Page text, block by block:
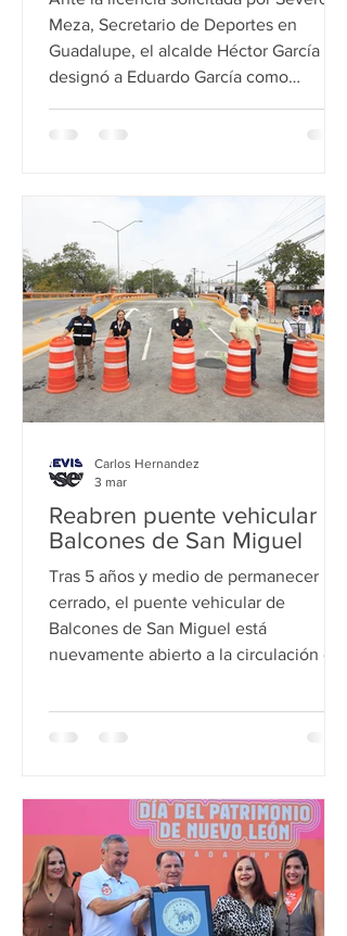
Meza, Secretario de Deportes en
Guadalupe, el alcalde Héctor García
designó a Eduardo García como
dependencia. El alcalde instó al equipo
demostrado durante la presente
administración. Al inicio de esta
semana, Severo Meza se incorporó al
equipo técnico de Rayados de
Monterrey. “La sugerencia fue que
pidiera una licencia, pero Severo sigue
sie
Reabren puente vehicular en
Balcones de San Miguel
Tras 5 años y medio de permanecer
cerrado, el puente vehicular de
Balcones de San Miguel está
nuevamente abierto a la circulación en
Municipio de Guadalupe. Dicha obra
automovilistas que semanalmente
transitan por la zona, así como a 44 mil
familias, informó el alcalde Héctor
García. La intervención inició con la
demolición de
Carlos Hernandez
3 mar